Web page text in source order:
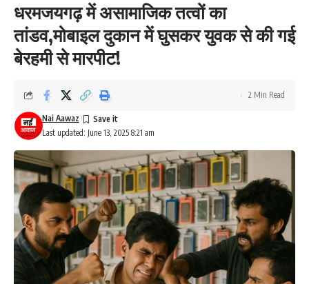
धरमजयगढ़ में असामाजिक तत्वों का
तांडव,मोबाइल दुकान में घुसकर युवक से की गई
बेरहमी से मारपीट!
Last updated: June 13, 2025 8:21 am
Nai Aawaz
2 Min Read